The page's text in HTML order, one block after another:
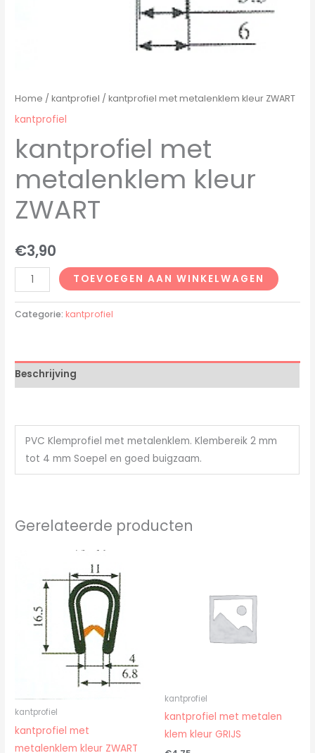
Home /kantprofiel / kantprofiel met metalenklem kleur ZWART
kantprofiel
kantprofiel met
metalenklem kleur
ZWART
€3,90
TOEVOEGEN AAN WINKELWAGEN
Categorie: kantprofiel
Beschrijving
PVC Klemprofiel met metalenklem. Klembereik 2 mm
tot 4 mm Soepel en goed buigzaam.
Gerelateerde producten
kantprofiel
kantprofiel met
metalenklem kleur ZWART
kantprofiel
kantprofiel met metalen
klem kleur GRIJS